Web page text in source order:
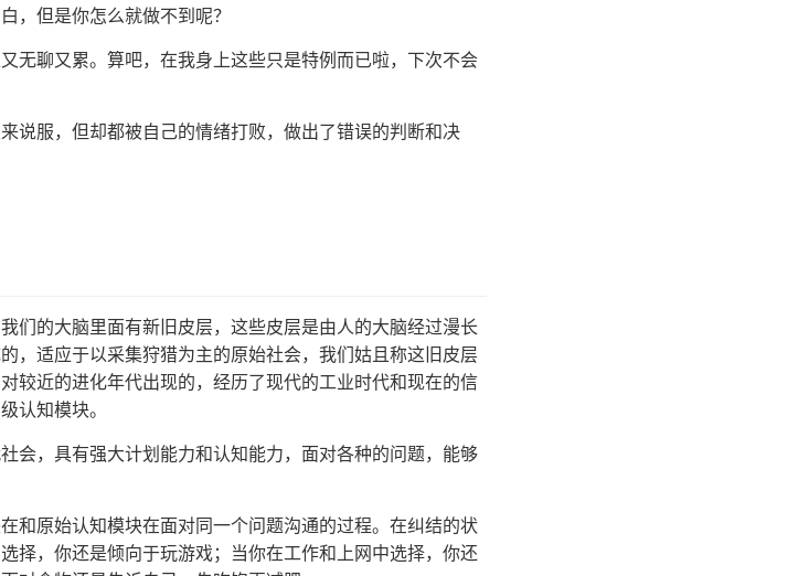
，但是你怎么就做不到呢？
无聊又累。算吧，在我身上这些只是特例而已啦，下次不会
说服，但却都被自己的情绪打败，做出了错误的判断和决
们的大脑里面有新旧皮层，这些皮层是由人的大脑经过漫长
，适应于以采集狩猎为主的原始社会，我们姑且称这旧皮层
较近的进化年代出现的，经历了现代的工业时代和现在的信
认知模块。
会，具有强大计划能力和认知能力，面对各种的问题，能够
和原始认知模块在面对同一个问题沟通的过程。在纠结的状
择，你还是倾向于玩游戏；当你在工作和上网中选择，你还